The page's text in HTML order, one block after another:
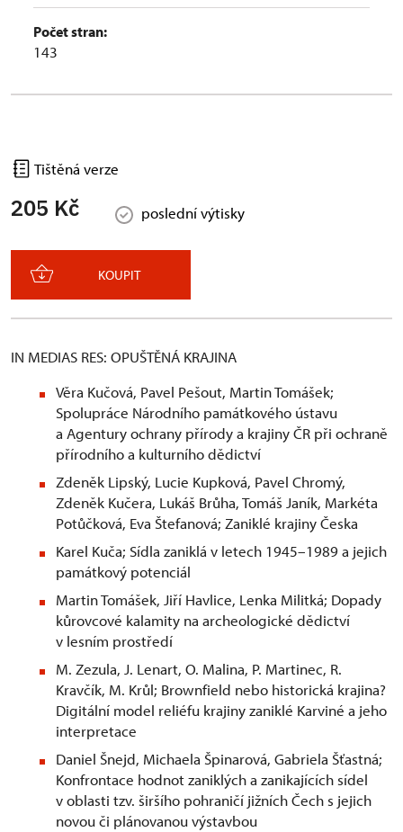
Počet stran:
143
Tištěná verze
205 Kč poslední výtisky
KOUPIT
IN MEDIAS RES: OPUŠTĚNÁ KRAJINA
Věra Kučová, Pavel Pešout, Martin Tomášek;
Spolupráce Národního památkového ústavu
a Agentury ochrany přírody a krajiny ČR při ochraně
přírodního a kulturního dědictví
Zdeněk Lipský, Lucie Kupková, Pavel Chromý,
Zdeněk Kučera, Lukáš Brůha, Tomáš Janík, Markéta
Potůčková, Eva Štefanová; Zaniklé krajiny Česka
Karel Kuča; Sídla zaniklá v letech 1945–1989 a jejich
památkový potenciál
Martin Tomášek, Jiří Havlice, Lenka Militká; Dopady
kůrovcové kalamity na archeologické dědictví
v lesním prostředí
M. Zezula, J. Lenart, O. Malina, P. Martinec, R.
Kravčík, M. Krůl; Brownfield nebo historická krajina?
Digitální model reliéfu krajiny zaniklé Karviné a jeho
interpretace
Daniel Šnejd, Michaela Špinarová, Gabriela Šťastná;
Konfrontace hodnot zaniklých a zanikajících sídel
v oblasti tzv. širšího pohraničí jižních Čech s jejich
novou či plánovanou výstavbou